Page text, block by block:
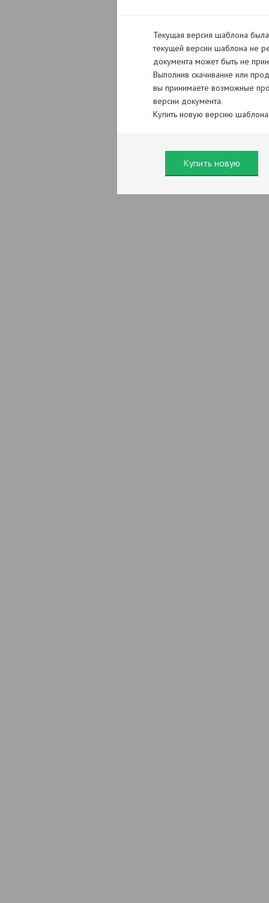
Текущая версия шаблона
текущей версии шаблона не
документа может быть не
Выполнив скачивание или
вы принимаете возможные
версии документа.
Купить новую версию
Купить новую